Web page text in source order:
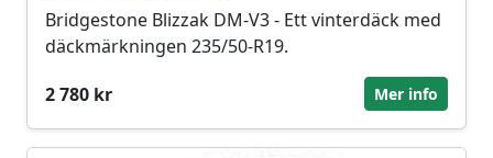
Bridgestone Blizzak DM-V3 - Ett vinterdäck med
däckmärkningen 235/50-R19.
2 780 kr
Mer info